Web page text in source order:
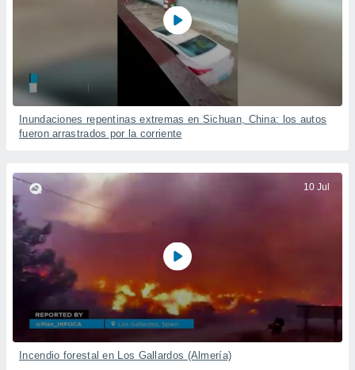
Inundaciones repentinas extremas en Sichuan, China: los autos
fueron arrastrados por la corriente
10 Jul
Incendio forestal en Los Gallardos (Almería)